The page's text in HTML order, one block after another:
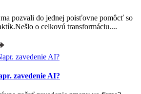
pozvali do jednej poisťovne pomôcť so
o celkovú transformáciu....
zavedenie AI?